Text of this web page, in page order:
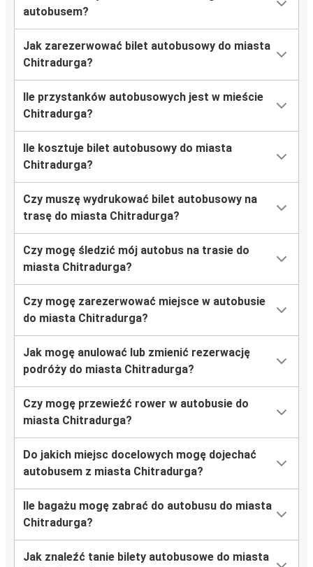
autobusem?
Jak zarezerwować bilet autobusowy do miasta
Chitradurga?
Ile przystanków autobusowych jest w mieście
Chitradurga?
Ile kosztuje bilet autobusowy do miasta
Chitradurga?
Czy muszę wydrukować bilet autobusowy na
trasę do miasta Chitradurga?
Czy mogę śledzić mój autobus na trasie do
miasta Chitradurga?
Czy mogę zarezerwować miejsce w autobusie
do miasta Chitradurga?
Jak mogę anulować lub zmienić rezerwację
podróży do miasta Chitradurga?
Czy mogę przewieźć rower w autobusie do
miasta Chitradurga?
Do jakich miejsc docelowych mogę dojechać
autobusem z miasta Chitradurga?
Ile bagażu mogę zabrać do autobusu do miasta
Chitradurga?
Jak znaleźć tanie bilety autobusowe do miasta